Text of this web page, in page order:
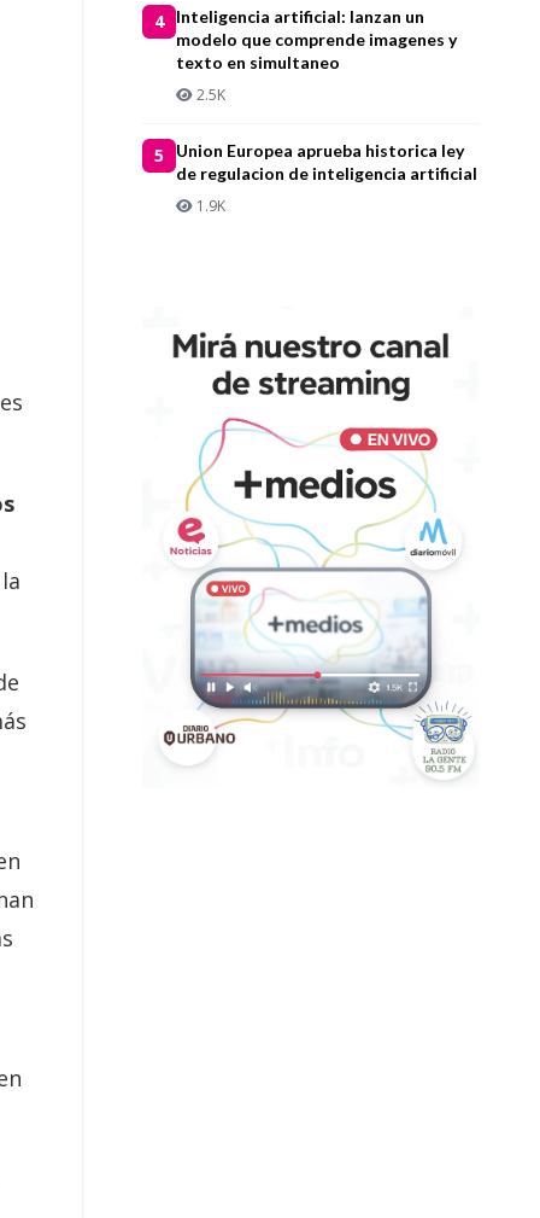
4
Inteligencia artificial: lanzan un
modelo que comprende imagenes y
texto en simultaneo
2.5K
5
Union Europea aprueba historica ley
de regulacion de inteligencia artificial
1.9K